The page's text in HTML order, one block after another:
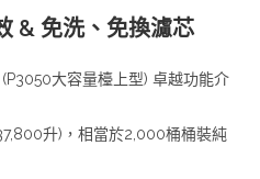
& 免洗、免換濾芯
大容量檯上型) 卓越功能介
升)，相當於2,000桶桶裝純